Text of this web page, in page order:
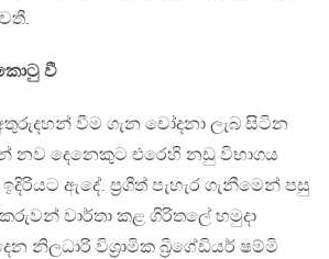
වී
වීම ගැන චෝදනා ලැබ සිටින
නව දෙනෙකුට එරෙහි නඩු විභාගය
ඇදේ. ප්‍රගීත් පැහැර ගැනීමෙන් පසු
වාර්තා කළ ගිරිතලේ හමුදා
නිලධාරි විශ්‍රාමික බ්‍රිගේඩියර් ෂම්මි